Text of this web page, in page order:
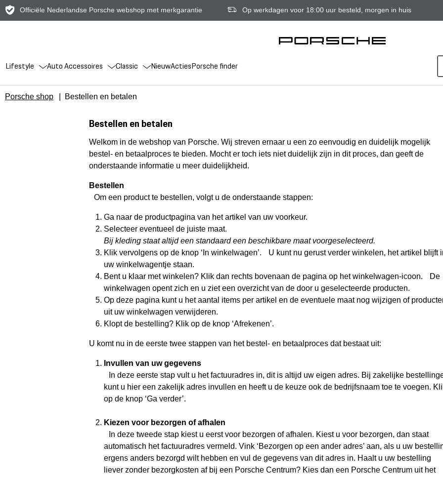
Officiële Nederlandse Porsche webshop met merkgarantie Op werkdagen voor 18:00 uur besteld, morgen in huis
Lifestyle Auto Accessoires Classic NieuwActiesPorsche finder
Porsche shop Bestellen en betalen
Bestellen en betalen
Welkom in de webshop van Porsche. Wij streven ernaar u een zo eenvoudig en duidelijk mogelijk
bestel- en betaalproces te bieden. Mocht er toch iets niet duidelijk zijn in dit proces, dan geeft de
onderstaande informatie u meer duidelijkheid.
Bestellen
Om een product te bestellen, volgt u de onderstaande stappen:
Ga naar de productpagina van het artikel van uw voorkeur.
Selecteer eventueel de juiste maat.
Bij kleding staat altijd een standaard een beschikbare maat voorgeselecteerd.
Klik vervolgens op de knop ‘In winkelwagen’. U kunt nu gerust verder winkelen, het artikel blijft
uw winkelwagentje staan.
Bent u klaar met winkelen? Klik dan rechts bovenaan de pagina op het winkelwagen-icoon. De
winkelwagen opent zich en u ziet een overzicht van de door u geselecteerde producten.
Op deze pagina kunt u het aantal items per artikel en de eventuele maat nog wijzigen of
uit uw winkelwagen verwijderen.
Klopt de bestelling? Klik op de knop ‘Afrekenen’.
U komt nu in de eerste twee stappen van het bestel- en betaalproces dat bestaat uit:
Invullen van uw gegevens
In deze eerste stap vult u het factuuradres in, dit is altijd uw eigen adres. Bij zakelijke
kunt u hier een zakelijk adres invullen en heeft u de keuze ook de bedrijfsnaam toe te voegen.
op de knop ‘Ga verder’.
Kiezen voor bezorgen of afhalen
In deze tweede stap kiest u eerst voor bezorgen of afhalen. Kiest u voor bezorgen, dan staat
automatisch het factuuradres vermeld. Vink ‘Bezorgen op een ander adres’ aan, als u uw
ergens anders bezorgd wilt hebben en vul de gegevens van dit adres in. Haalt u uw bestelling
liever zonder bezorgkosten af bij een Porsche Centrum? Kies dan een Porsche Centrum uit het